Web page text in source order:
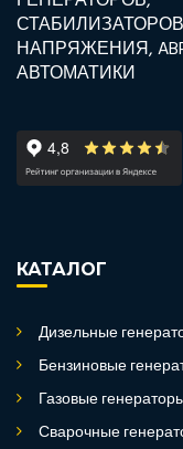
КАТАЛОГ
Дизельные
Бензиновые
Газовые
Сварочные